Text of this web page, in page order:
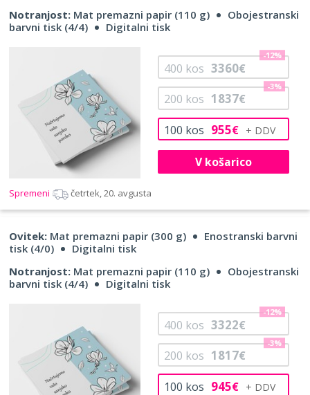
Notranjost: Mat premazni papir (110 g)
Obojestranski
barvni tisk (4/4)
Digitalni tisk
100 kos 955€
200 kos 1837€
-3%
400 kos 3360€
-12%
V košarico
Spremeni četrtek, 20. avgusta
Ovitek: Mat premazni papir (300 g)
Enostranski barvni
tisk (4/0)
Digitalni tisk
Notranjost: Mat premazni papir (110 g)
Obojestranski
barvni tisk (4/4)
Digitalni tisk
100 kos 945€
200 kos 1817€
-3%
400 kos 3322€
-12%